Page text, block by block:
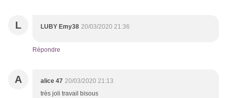
L LUBY Emy38 20/03/2020 21:36
Répondre
A alice 47 20/03/2020 21:13
très joli travail bisous